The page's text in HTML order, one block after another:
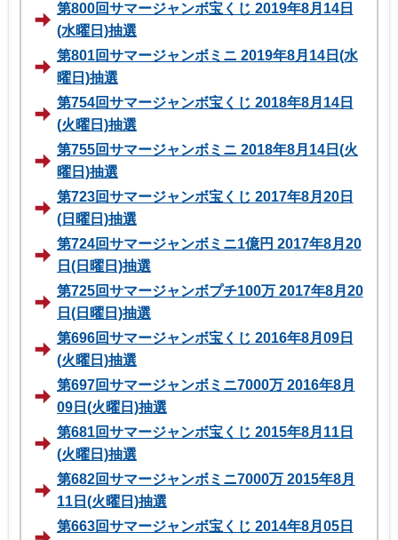
第800回サマージャンボ宝くじ 2019年8月14日
(水曜日)抽選
第801回サマージャンボミニ 2019年8月14日(水
曜日)抽選
第754回サマージャンボ宝くじ 2018年8月14日
(火曜日)抽選
第755回サマージャンボミニ 2018年8月14日(火
曜日)抽選
第723回サマージャンボ宝くじ 2017年8月20日
(日曜日)抽選
第724回サマージャンボミニ1億円 2017年8月20
日(日曜日)抽選
第725回サマージャンボプチ100万 2017年8月20
日(日曜日)抽選
第696回サマージャンボ宝くじ 2016年8月09日
(火曜日)抽選
第697回サマージャンボミニ7000万 2016年8月
09日(火曜日)抽選
第681回サマージャンボ宝くじ 2015年8月11日
(火曜日)抽選
第682回サマージャンボミニ7000万 2015年8月
11日(火曜日)抽選
第663回サマージャンボ宝くじ 2014年8月05日